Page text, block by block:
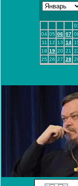
04 05 06 07
11
12 13 14
18 19 20 21
25 26 27 28